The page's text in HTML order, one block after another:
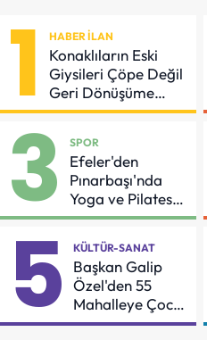
1 HABER İLAN
Konaklıların Eski
Giysileri Çöpe Değil
Geri Dönüşüme
Gidiyor
3 SPOR
Efeler'den
Pınarbaşı'nda
Yoga ve Pilates
Buluşması
5 KÜLTÜR-SANAT
Başkan Galip
Özel'den 55
Mahalleye Çocuk
Şenliği